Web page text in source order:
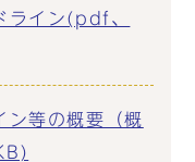
ライン(pdf、
ン等の概要（概